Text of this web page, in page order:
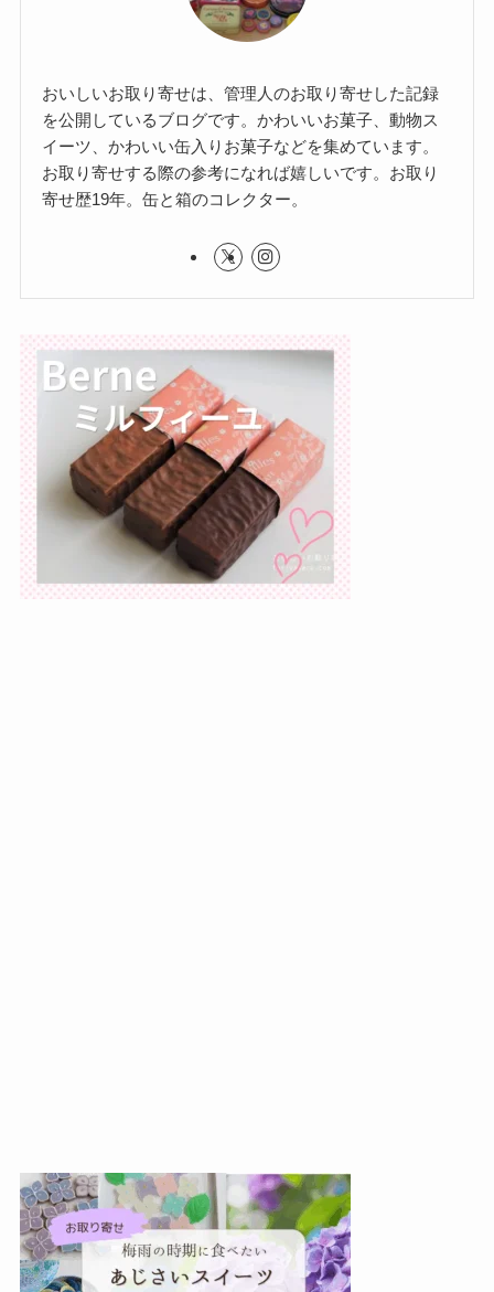
おいしいお取り寄せは、管理人のお取り寄せした記録
を公開しているブログです。かわいいお菓子、動物ス
イーツ、かわいい缶入りお菓子などを集めています。
お取り寄せする際の参考になれば嬉しいです。お取り
寄せ歴19年。缶と箱のコレクター。